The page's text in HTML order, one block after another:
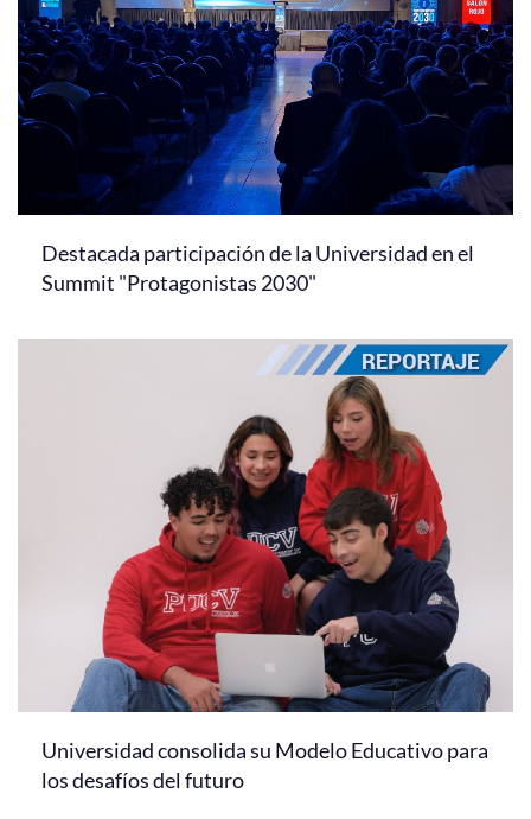
Destacada participación de la Universidad en el
Summit "Protagonistas 2030"
Universidad consolida su Modelo Educativo para
los desafíos del futuro